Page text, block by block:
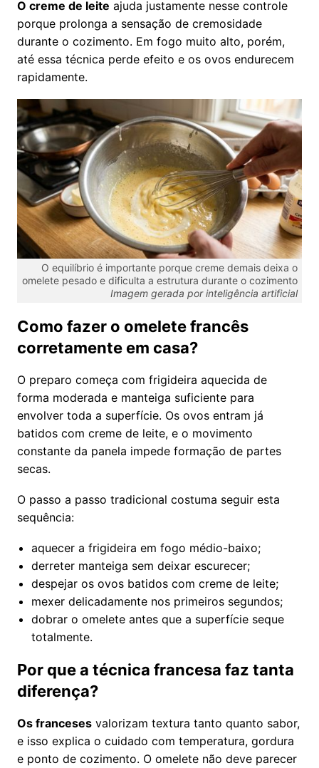
O creme de leite ajuda justamente nesse controle
porque prolonga a sensação de cremosidade
durante o cozimento. Em fogo muito alto, porém,
até essa técnica perde efeito e os ovos endurecem
rapidamente.
O equilíbrio é importante porque creme demais deixa o
omelete pesado e dificulta a estrutura durante o cozimento
Imagem gerada por inteligência artificial
Como fazer o omelete francês
corretamente em casa?
O preparo começa com frigideira aquecida de
forma moderada e manteiga suficiente para
envolver toda a superfície. Os ovos entram já
batidos com creme de leite, e o movimento
constante da panela impede formação de partes
secas.
O passo a passo tradicional costuma seguir esta
sequência:
aquecer a frigideira em fogo médio-baixo;
derreter manteiga sem deixar escurecer;
despejar os ovos batidos com creme de leite;
mexer delicadamente nos primeiros segundos;
dobrar o omelete antes que a superfície seque
totalmente.
Por que a técnica francesa faz tanta
diferença?
Os franceses valorizam textura tanto quanto sabor,
e isso explica o cuidado com temperatura, gordura
e ponto de cozimento. O omelete não deve parecer